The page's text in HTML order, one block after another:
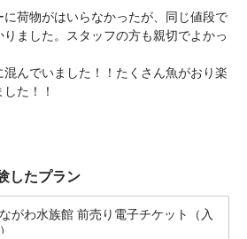
荷物がはいらなかったが、同じ値段で
ました。スタッフの方も親切でよかっ
んでいました！！たくさん魚がおり楽
た！！
したプラン
がわ水族館 前売り電子チケット（入